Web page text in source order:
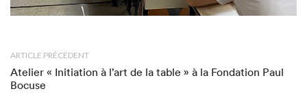
ARTICLE PRÉCÉDENT
Atelier « Initiation à l’art de la table » à la Fondation Paul
Bocuse